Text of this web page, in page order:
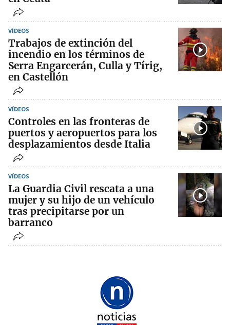
VÍDEOS
Trabajos de extinción del
incendio en los términos de
Serra Engarcerán, Culla y Tírig,
en Castellón
VÍDEOS
Controles en las fronteras de
puertos y aeropuertos para los
desplazamientos desde Italia
VÍDEOS
La Guardia Civil rescata a una
mujer y su hijo de un vehículo
tras precipitarse por un
barranco